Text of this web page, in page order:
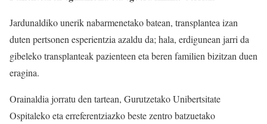
Jardunaldiko unerik nabarmenetako batean, transplantea izan
duten pertsonen esperientzia azaldu da; hala, erdigunean jarri da
gibeleko transplanteak pazienteen eta beren familien bizitzan duen
eragina.
Orainaldia jorratu den tartean, Gurutzetako Unibertsitate
Ospitaleko eta erreferentziazko beste zentro batzuetako